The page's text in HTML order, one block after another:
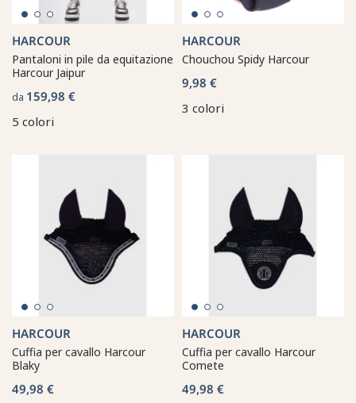
HARCOUR
Pantaloni in pile da equitazione
Harcour Jaipur
da 159,98 €
5 colori
HARCOUR
Chouchou Spidy Harcour
9,98 €
3 colori
HARCOUR
Cuffia per cavallo Harcour
Blaky
49,98 €
HARCOUR
Cuffia per cavallo Harcour
Comete
49,98 €